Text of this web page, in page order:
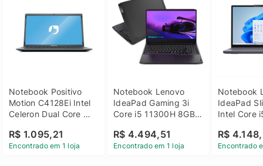
Notebook Positivo
Motion C4128Ei Intel
Celeron Dual Core
Linux 14 - 3002181
R$ 1.095,21
Encontrado em 1 loja
Notebook Lenovo
IdeaPad Gaming 3i
Core i5 11300H 8GB
GTX 1650 4GB 15.6
FHD Linux - Preto
R$ 4.494,51
Encontrado em 1 loja
Notebook
IdeaPad
Intel Core
SSD Win
R$
Encontrado